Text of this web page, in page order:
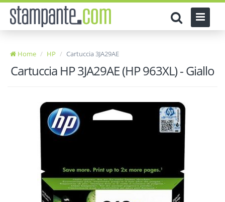
Home HP Cartuccia 3JA29AE
Cartuccia HP 3JA29AE (HP 963XL) - Giallo